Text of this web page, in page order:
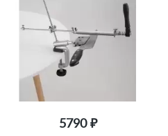
5790 ₽